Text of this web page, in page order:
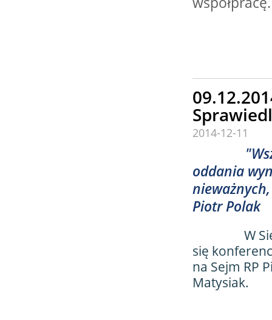
2014-12-11
oddania
Piotr Polak
W
się
na Sejm RP
Matysiak.